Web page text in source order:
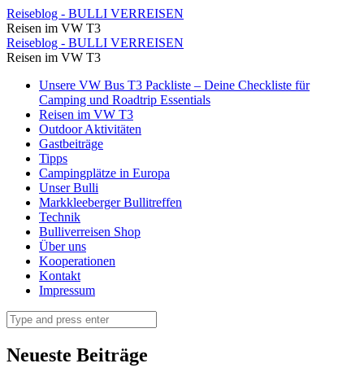
Weiter
geht
es
Richtung
Jaufenpass
Reiseblog
BULLI
VERREISEN
Reiseblog - BULLI VERREISEN
Reisen im VW T3
Weiter
geht
Richtung
Jaufenpass
Reiseblog
BULLI
VERREISEN
Reiseblog - BULLI VERREISEN
Reisen im VW T3
Skip
content
Unsere VW Bus T3 Packliste – Deine Checkliste für
Camping und Roadtrip Essentials
Reisen im VW T3
Outdoor Aktivitäten
Gastbeiträge
Tipps
Campingplätze in Europa
Unser Bulli
Markkleeberger Bullitreffen
Technik
Bulliverreisen Shop
Über uns
Kooperationen
Kontakt
Impressum
Search
Neueste Beiträge